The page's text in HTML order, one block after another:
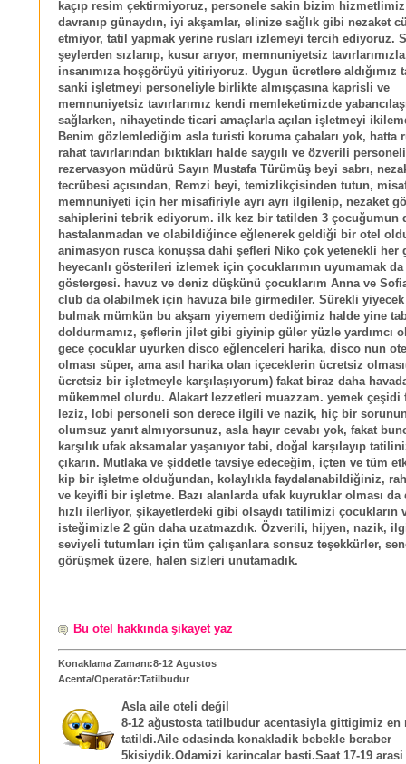
kaçıp resim çektirmiyoruz, personele sakin bizim
davranıp günaydın, iyi akşamlar, elinize sağlık gibi nezaket
etmiyor, tatil yapmak yerine rusları izlemeyi tercih ediyoruz.
şeylerden sızlanıp, kusur arıyor, memnuniyetsiz
insanımıza hoşgörüyü yitiriyoruz. Uygun ücretlere aldığımız
sanki işletmeyi personeliyle birlikte almışçasına kaprisli ve
memnuniyetsiz tavırlarımız kendi memleketimizde
sağlarken, nihayetinde ticari amaçlarla açılan işletmeyi
Benim gözlemlediğim asla turisti koruma çabaları yok, hatta
rahat tavırlarından bıktıkları halde saygılı ve özverili
rezervasyon müdürü Sayın Mustafa Türümüş beyi sabrı,
tecrübesi açısından, Remzi beyi, temizlikçisinden tutun,
memnuniyeti için her misafiriyle ayrı ayrı ilgilenip, nezaket
sahiplerini tebrik ediyorum. ilk kez bir tatilden 3 çocuğumun
hastalanmadan ve olabildiğince eğlenerek geldiği bir otel
animasyon rusca konuşsa dahi şefleri Niko çok yetenekli her
heyecanlı gösterileri izlemek için çocuklarımın uyumamak
göstergesi. havuz ve deniz düşkünü çocuklarım Anna ve
club da olabilmek için havuza bile girmediler. Sürekli yiyecek
bulmak mümkün bu akşam yiyemem dediğimiz halde yine
doldurmamız, şeflerin jilet gibi giyinip güler yüzle yardımcı
gece çocuklar uyurken disco eğlenceleri harika, disco nun
olması süper, ama asıl harika olan içeceklerin ücretsiz
ücretsiz bir işletmeyle karşılaşıyorum) fakat biraz daha
mükemmel olurdu. Alakart lezzetleri muazzam. yemek çeşidi
leziz, lobi personeli son derece ilgili ve nazik, hiç bir
olumsuz yanıt almıyorsunuz, asla hayır cevabı yok, fakat
karşılık ufak aksamalar yaşanıyor tabi, doğal karşılayıp
çıkarın. Mutlaka ve şiddetle tavsiye edeceğim, içten ve tüm
kip bir işletme olduğundan, kolaylıkla faydalanabildiğiniz,
ve keyifli bir işletme. Bazı alanlarda ufak kuyruklar olması da
hızlı ilerliyor, şikayetlerdeki gibi olsaydı tatilimizi çocukların
isteğimizle 2 gün daha uzatmazdık. Özverili, hijyen, nazik,
seviyeli tutumları için tüm çalışanlara sonsuz teşekkürler,
görüşmek üzere, halen sizleri unutamadık.
Bu otel hakkında şikayet yaz
Konaklama Zamanı:8-12 Agustos
Acenta/Operatör:Tatilbudur
Asla aile oteli değil
8-12 ağustosta tatilbudur acentasiyla gittigimiz en
tatildi.Aile odasinda konakladik bebekle beraber
5kisiydik.Odamizi karincalar basti.Saat 17-19 arasi